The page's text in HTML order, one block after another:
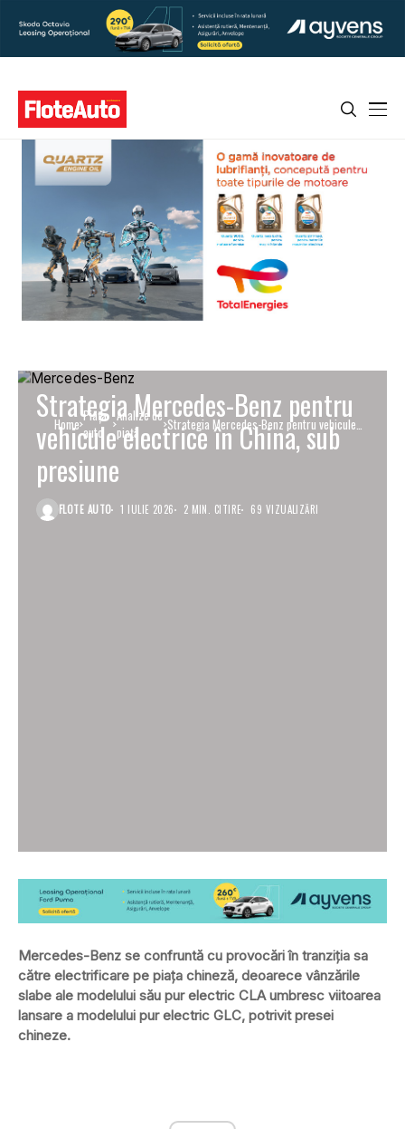
Home Piaţa
auto
Analize de
piață
Strategia Mercedes-Benz pentru vehicule
electrice în China, sub presiune
Strategia Mercedes-Benz pentru
vehicule electrice în China, sub
presiune
FLOTE AUTO 1 IULIE 2026 2 MIN. CITIRE 69 VIZUALIZĂRI
Mercedes-Benz se confruntă cu provocări în tranziția sa
către electrificare pe piața chineză, deoarece vânzările
slabe ale modelului său pur electric CLA umbresc viitoarea
lansare a modelului pur electric GLC, potrivit presei
chineze.